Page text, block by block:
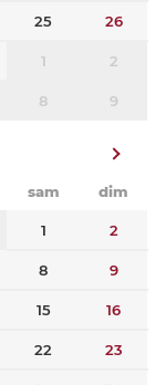
25 26
1 2
8 9
sam dim
1 2
8 9
15 16
22 23